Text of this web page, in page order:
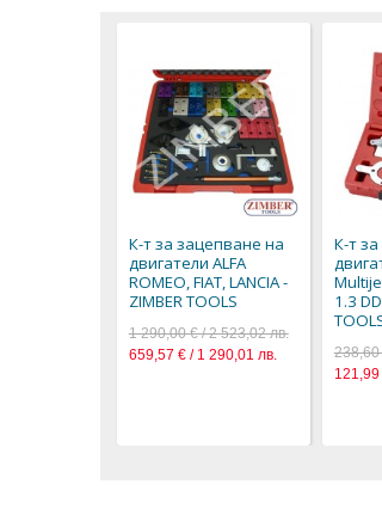
К-т за зацепване на
двигатели ALFA
ROMEO, FIAT, LANCIA -
ZIMBER TOOLS
1 290,00 € / 2 523,02 лв.
659,57 € / 1 290,01 лв.
К-т
1.3
238,60